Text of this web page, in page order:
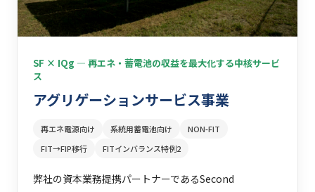
SF × IQg ― 再エネ・蓄電池の収益を最大化する中核サービ
ス
アグリゲーションサービス事業
再エネ電源向け 系統用蓄電池向け
NON-FIT
FIT→FIP移行
FITインバランス特例2
弊社の資本業務提携パートナーであるSecond